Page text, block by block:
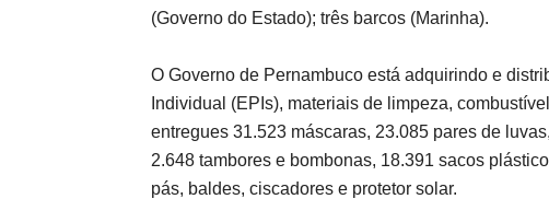
(Governo do Estado); três barcos (Marinha).
O Governo de Pernambuco está adquirindo e
Individual (EPIs), materiais de limpeza,
entregues 31.523 máscaras, 23.085 pares de
2.648 tambores e bombonas, 18.391 sacos
pás, baldes, ciscadores e protetor solar.